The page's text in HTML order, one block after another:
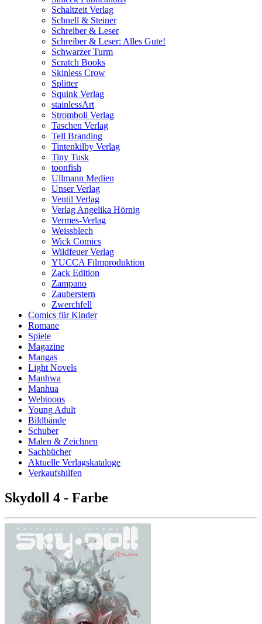
Schaltzeit Verlag
Schnell & Steiner
Schreiber & Leser
Schreiber & Leser: Alles Gute!
Schwarzer Turm
Scratch Books
Skinless Crow
Splitter
Squink Verlag
stainlessArt
Stromboli Verlag
Taschen Verlag
Tell Branding
Tintenkilby Verlag
Tiny Tusk
toonfish
Ullmann Medien
Unser Verlag
Ventil Verlag
Verlag Angelika Hörnig
Vermes-Verlag
Weissblech
Wick Comics
Wildfeuer Verlag
YUCCA Filmproduktion
Zack Edition
Zampano
Zauberstern
Zwerchfell
Comics für Kinder
Romane
Spiele
Magazine
Mangas
Light Novels
Manhwa
Manhua
Webtoons
Young Adult
Bildbände
Schuber
Malen & Zeichnen
Sachbücher
Aktuelle Verlagskataloge
Verkaufshilfen
Skydoll 4 - Farbe